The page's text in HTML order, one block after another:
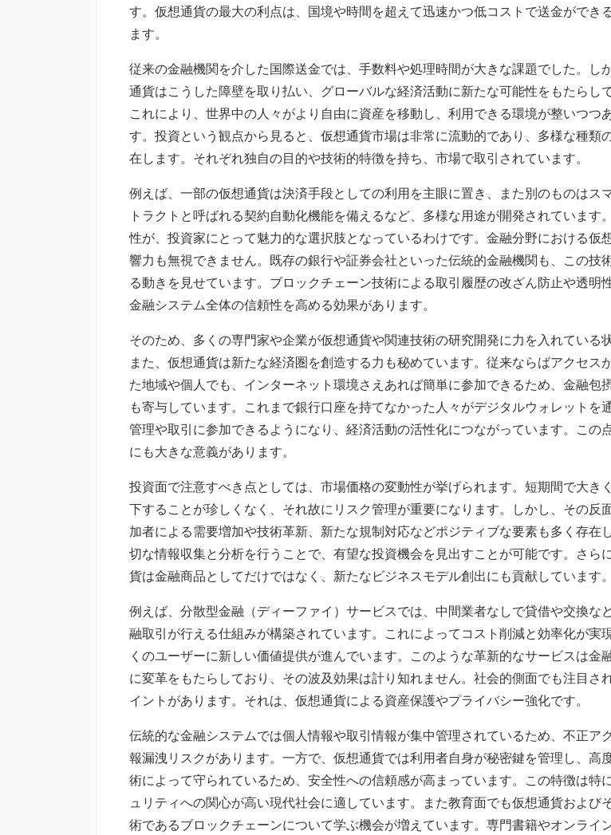
す。仮想通貨の最大の利点は、国境や時間を超えて迅速かつ低コストで送金ができ
ます。
従来の金融機関を介した国際送金では、手数料や処理時間が大きな課題でした。し
通貨はこうした障壁を取り払い、グローバルな経済活動に新たな可能性をもたらして
これにより、世界中の人々がより自由に資産を移動し、利用できる環境が整いつつ
す。投資という観点から見ると、仮想通貨市場は非常に流動的であり、多様な種類
在します。それぞれ独自の目的や技術的特徴を持ち、市場で取引されています。
例えば、一部の仮想通貨は決済手段としての利用を主眼に置き、また別のものはス
トラクトと呼ばれる契約自動化機能を備えるなど、多様な用途が開発されています
性が、投資家にとって魅力的な選択肢となっているわけです。金融分野における仮
響力も無視できません。既存の銀行や証券会社といった伝統的金融機関も、この技
る動きを見せています。ブロックチェーン技術による取引履歴の改ざん防止や透明性
金融システム全体の信頼性を高める効果があります。
そのため、多くの専門家や企業が仮想通貨や関連技術の研究開発に力を入れている状
また、仮想通貨は新たな経済圏を創造する力も秘めています。従来ならばアクセス
た地域や個人でも、インターネット環境さえあれば簡単に参加できるため、金融包
も寄与しています。これまで銀行口座を持てなかった人々がデジタルウォレットを
管理や取引に参加できるようになり、経済活動の活性化につながっています。この
にも大きな意義があります。
投資面で注意すべき点としては、市場価格の変動性が挙げられます。短期間で大き
下することが珍しくなく、それ故にリスク管理が重要になります。しかし、その反
加者による需要増加や技術革新、新たな規制対応などポジティブな要素も多く存在
切な情報収集と分析を行うことで、有望な投資機会を見出すことが可能です。さら
貨は金融商品としてだけではなく、新たなビジネスモデル創出にも貢献しています。
例えば、分散型金融（ディーファイ）サービスでは、中間業者なしで貸借や交換な
融取引が行える仕組みが構築されています。これによってコスト削減と効率化が実
くのユーザーに新しい価値提供が進んでいます。このような革新的なサービスは金
に変革をもたらしており、その波及効果は計り知れません。社会的側面でも注目さ
イントがあります。それは、仮想通貨による資産保護やプライバシー強化です。
伝統的な金融システムでは個人情報や取引情報が集中管理されているため、不正ア
報漏洩リスクがあります。一方で、仮想通貨では利用者自身が秘密鍵を管理し、高
術によって守られているため、安全性への信頼感が高まっています。この特徴は特
ュリティへの関心が高い現代社会に適しています。また教育面でも仮想通貨および
術であるブロックチェーンについて学ぶ機会が増えています。専門書籍やオンライ